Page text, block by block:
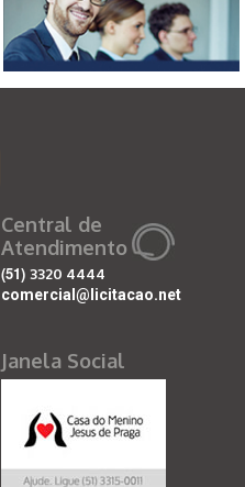
Central de
Atendimento
(51) 3320 4444
comercial@licitacao.net
Janela Social